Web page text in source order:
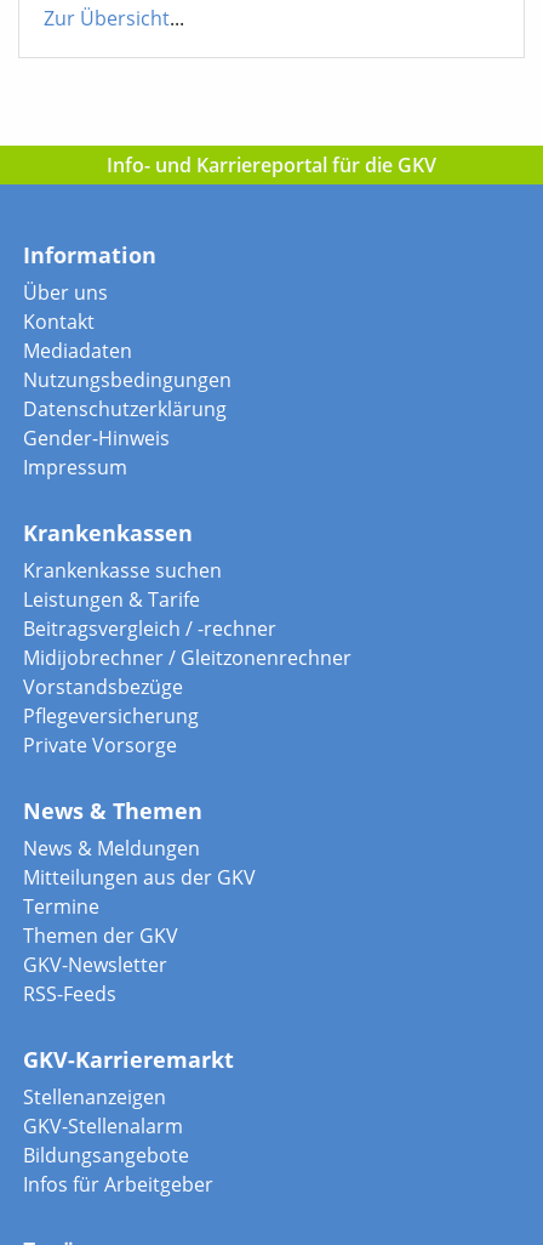
Zur Übersicht...
Info- und Karriereportal für die GKV
Information
Über uns
Kontakt
Mediadaten
Nutzungsbedingungen
Datenschutzerklärung
Gender-Hinweis
Impressum
Krankenkassen
Krankenkasse suchen
Leistungen & Tarife
Beitragsvergleich / -rechner
Midijobrechner / Gleitzonenrechner
Vorstandsbezüge
Pflegeversicherung
Private Vorsorge
News & Themen
News & Meldungen
Mitteilungen aus der GKV
Termine
Themen der GKV
GKV-Newsletter
RSS-Feeds
GKV-Karrieremarkt
Stellenanzeigen
GKV-Stellenalarm
Bildungsangebote
Infos für Arbeitgeber